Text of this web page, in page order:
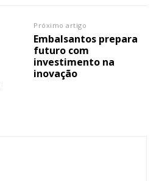
Próximo artigo
Embalsantos prepara
futuro com
investimento na
inovação